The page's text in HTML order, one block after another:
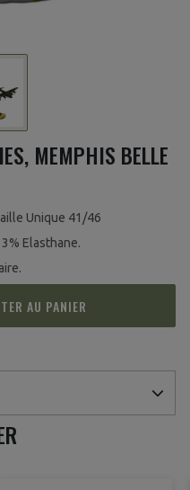
MEMPHIS BELLE
Unique 41/46
Elasthane.
AU PANIER